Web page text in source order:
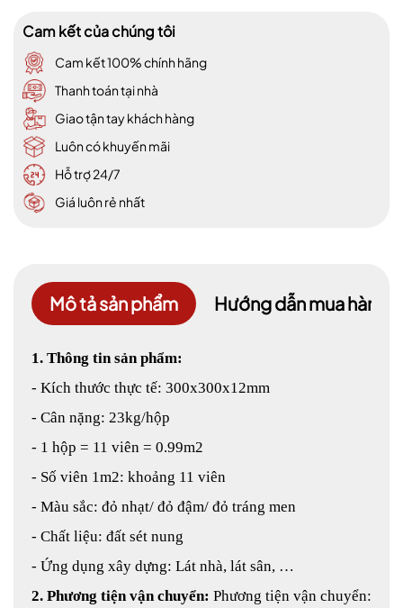
Cam kết của chúng tôi
Cam kết 100% chính hãng
Thanh toán tại nhà
Giao tận tay khách hàng
Luôn có khuyến mãi
Hỗ trợ 24/7
Giá luôn rẻ nhất
Mô tả sản phẩm Hướng dẫn mua hàng
1. Thông tin sản phẩm:
- Kích thước thực tế: 300x300x12mm
- Cân nặng: 23kg/hộp
- 1 hộp = 11 viên = 0.99m2
- Số viên 1m2: khoảng 11 viên
- Màu sắc: đỏ nhạt/ đỏ đậm/ đỏ tráng men
- Chất liệu: đất sét nung
- Ứng dụng xây dựng: Lát nhà, lát sân, …
2. Phương tiện vận chuyển: Phương tiện vận chuyển: